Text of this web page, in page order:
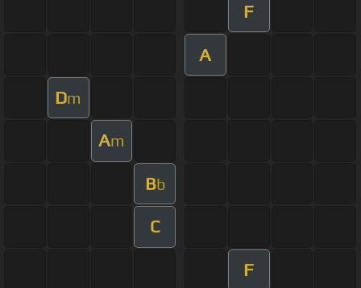
F
A
Dm
Am
Bb
C
F